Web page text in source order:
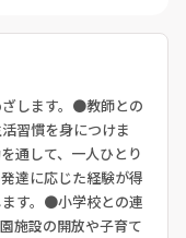
します。●教師との
習慣を身につけま
通して、一人ひとり
達に応じた経験が得
す。●小学校との連
施設の開放や子育て